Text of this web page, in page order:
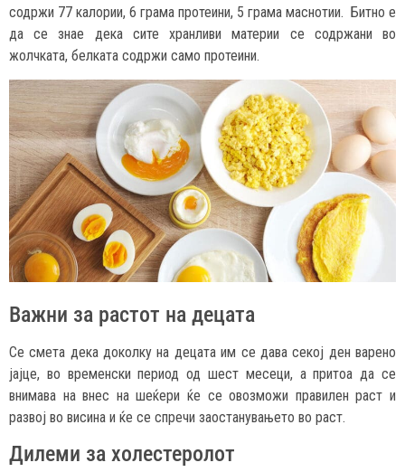
содржи 77 калории, 6 грама протеини, 5 грама маснотии. Битно е
да се знае дека сите хранливи материи се содржани во
жолчката, белката содржи само протеини.
Важни за растот на децата
Се смета дека доколку на децата им се дава секој ден варено
јајце, во временски период од шест месеци, а притоа да се
внимава на внес на шеќери ќе се овозможи правилен раст и
развој во висина и ќе се спречи заостанувањето во раст.
Дилеми за холестеролот